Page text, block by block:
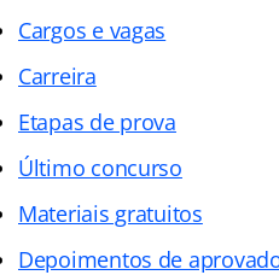
Cargos e vagas
Carreira
Etapas de prova
Último concurso
Materiais gratuitos
Depoimentos de